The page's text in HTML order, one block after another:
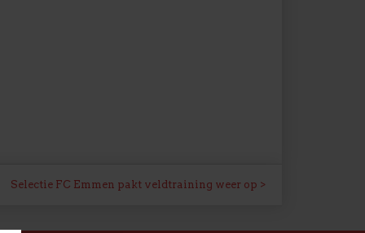
Selectie FC Emmen pakt veldtraining weer op